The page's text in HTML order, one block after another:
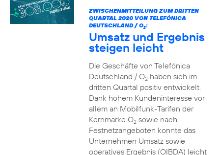
ZWISCHENMITTEILUNG ZUM DRITTEN
QUARTAL 2020 VON TELEFÓNICA
DEUTSCHLAND / O2:
Umsatz und Ergebnis
steigen leicht
Die Geschäfte von Telefónica
Deutschland / O2haben sich im
dritten Quartal positiv entwickelt.
Dank hohem Kundeninteresse vor
allem an Mobilfunk-Tarifen der
Kernmarke O2sowie nach
Festnetzangeboten konnte das
Unternehmen Umsatz sowie
operatives Ergebnis (OIBDA) leicht